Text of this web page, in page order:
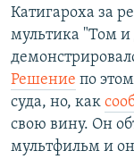
Катигароха за
мультика "Том
Решение по
суда, но, как
свою вину. Он
мультфильм и